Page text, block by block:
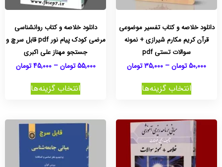
دانلود خلاصه و کتاب تفسیر موضوعی
قرآن کریم مکارم شیرازی + نمونه
سوالات تستی pdf
50,000تومان–
35,000تومان
انتخاب گزینه‌ها
دانلود خلاصه و کتاب روانشناسی
مرضی کودک پیام نور pdf قابل سرچ و
جستجو مهناز علی اکبری
55,000 تومان –
45,000 تومان
انتخاب گزینه‌ها